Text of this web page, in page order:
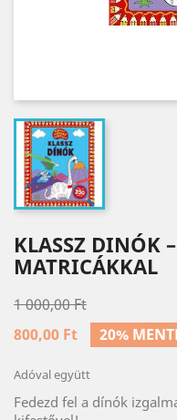
KLASSZ DINÓK
MATRICÁKKAL
1 000,00 Ft
800,00 Ft
20%
Adóval együtt
Fedezd fel a dínók